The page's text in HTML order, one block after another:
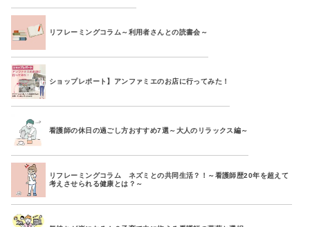
リフレーミングコラム～利用者さんとの読書会～
ショップレポート】アンファミエのお店に行ってみた！
看護師の休日の過ごし方おすすめ7選～大人のリラックス編～
リフレーミングコラム ネズミとの共同生活？！～看護師歴20年を超えて
考えさせられる健康とは？～